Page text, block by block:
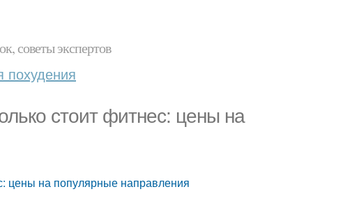
советы экспертов
похудения
стоит фитнес: цены на
цены на популярные направления